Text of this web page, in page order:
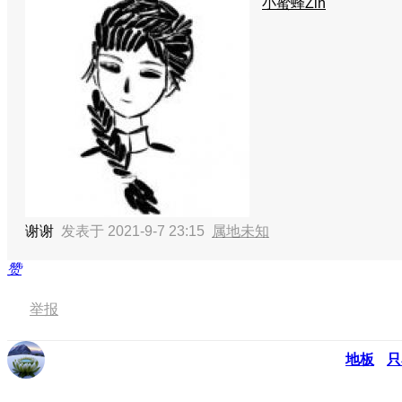
小蜜蜂Zlh
谢谢 发表于 2021-9-7 23:15 属地未知
赞
举报
地板